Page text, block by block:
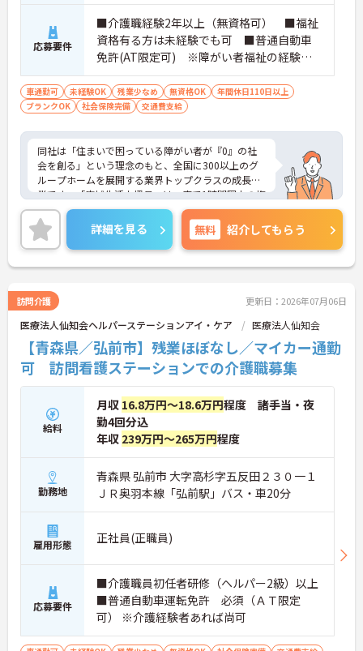
ご利用者様の安全性はもちろん、働くスタッフにと
っても身体的負担が少なく、高いモチベーションを
保って業務に集中できます。
応募要件
■介護職経験2年以上（無資格可） ■福祉
資格有る方は未経験でも可 ■普通自動車
免許(AT限定可) ※障がい者福祉の経験は
不問です。※実務経験2年以上の方、障がい
者福祉に関する経験をお持ちの方大歓迎
車通勤可 未経験OK 残業少なめ 無資格OK
年間休日110日以上
ブランクOK
社会保険完備 交通費支給
同社は「住まいで困っている障がい者が『0』の社
会を創る」という理念のもと、全国に300以上のグ
ループホームを展開する業界トップクラスの成長企
業です。「広域生活支援員」は、車で1時間圏内の複
数施設を横断的に担当し、現場支援とパートスタッ
フのサポートを行うハイクラスなポジションです。
最新設備とバリアフリーが完備され、スタッフの身
体的負担が少なく、広域手当5万円が付与されるこ
とで高い給与水準を実現しています。年間休日114
効率化など、ワークライフバランスを保ちながら定
年70歳まで長期的に活躍できる制度が盤石に整って
います。複数施設を経験することで培われるマネジ
メント視点は、将来的なエリアマネージャーへのキ
ャリアアップにも直結しており、最新の環境で専門
性を発揮したいプロフェッショナルの方にお勧めで
す。
★おすすめPOINT★
・広域支援員として複数のホームを巡るため、各ホ
ームのパートスタッフの教育やサポートにも携わる
ことができ、現場の介助業務にとどまらず、施設運
営や人材育成の視点を養うことで、将来のエリアマ
ネージャー候補としてのステップアップに直結しま
す。
・定年70歳、再雇用75歳までという業界屈指の制度
があり、20代から60代まで幅広い年代が活躍してい
ます。年間休日も114日確保されているため、無理
おり、清潔感にあふれた美しい環境です。ハード面
に加え、ソフト面でも「献立の事前決定・レシピ完
備」により現場の負担が大幅に軽減されています。
っても身体的負担が少なく、高いモチベーションを
詳細を見る 無料 紹介してもらう
訪問介護 更新日：2026年07月06日
医療法人仙知会ヘルパーステーションアイ・ケア 医療法人仙知会
【青森県／弘前市】残業ほぼなし／マイカー通勤
可 訪問看護ステーションでの介護職募集
給料
月収 16.8万円～18.6万円程度 諸手当・夜
勤4回分込
年収 239万円～265万円程度
勤務地
青森県 弘前市 大字高杉字五反田２３０一１
ＪＲ奥羽本線「弘前駅」バス・車20分
雇用形態 正社員(正職員)
応募要件
■介護職員初任者研修（ヘルパー2級）以上
■普通自動車運転免許 必須（ＡＴ限定
可） ※介護経験者あれば尚可